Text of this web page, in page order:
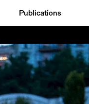
Publications